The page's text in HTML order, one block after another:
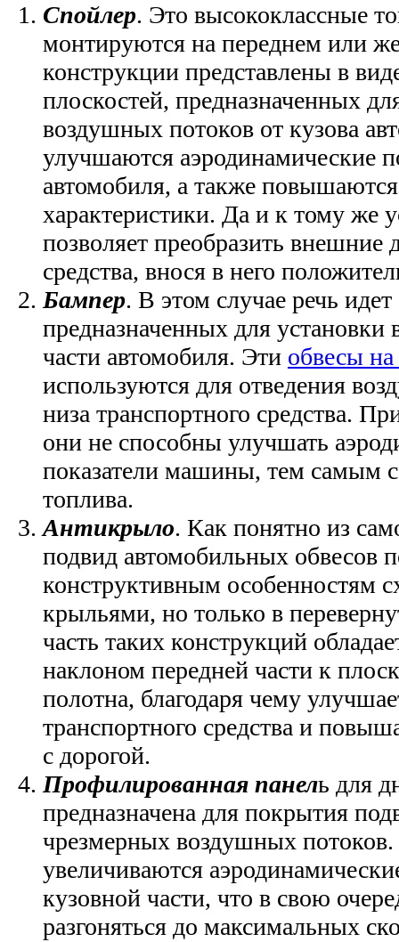
Спойлер. Это высококлассные
монтируются на переднем или
конструкции представлены в
плоскостей, предназначенных
воздушных потоков от кузова
улучшаются аэродинамические
автомобиля, а также
характеристики. Да и к тому же
позволяет преобразить внешние
средства, внося в него
Бампер. В этом случае речь
предназначенных для установки
части автомобиля. Эти обвесы на
используются для отведения
низа транспортного средства.
они не способны улучшать
показатели машины, тем самым
топлива.
Антикрыло. Как понятно из
подвид автомобильных обвесов
конструктивным особенностям
крыльями, но только в
часть таких конструкций
наклоном передней части к
полотна, благодаря чему
транспортного средства и
с дорогой.
Профилированная панель для
предназначена для покрытия
чрезмерных воздушных потоков.
увеличиваются
кузовной части, что в свою
разгоняться до максимальных